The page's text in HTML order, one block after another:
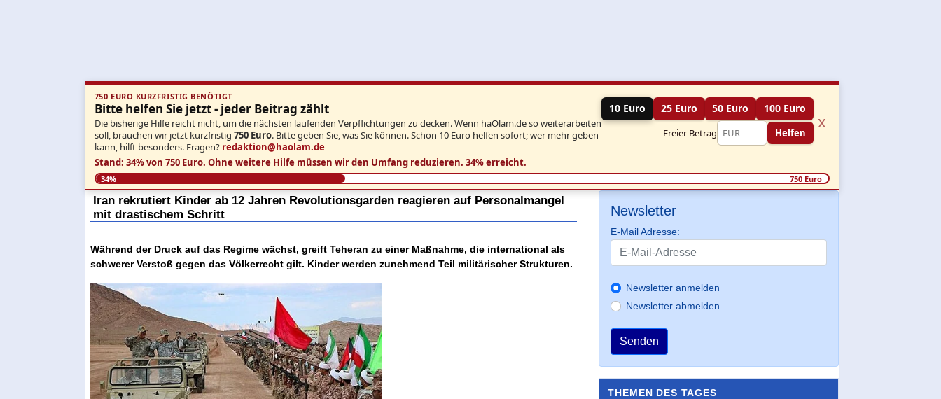
750 EURO KURZFRISTIG BENÖTIGT
Bitte helfen Sie jetzt - jeder Beitrag zählt
Die bisherige Hilfe reicht nicht, um die nächsten laufenden Verpflichtungen zu decken. Wenn haOlam.de so weiterarbeiten
soll, brauchen wir jetzt kurzfristig 750 Euro. Bitte geben Sie, was Sie können. Schon 10 Euro helfen sofort; wer mehr geben
kann, hilft besonders. Fragen? redaktion@haolam.de
10 Euro 25 Euro 50 Euro 100 Euro
Freier Betrag Helfen
x
Stand: 34% von 750 Euro. Ohne weitere Hilfe müssen wir den Umfang reduzieren. 34% erreicht.
34% 750 Euro
Iran rekrutiert Kinder ab 12 Jahren Revolutionsgarden reagieren auf Personalmangel
mit drastischem Schritt
Während der Druck auf das Regime wächst, greift Teheran zu einer Maßnahme, die international als
schwerer Verstoß gegen das Völkerrecht gilt. Kinder werden zunehmend Teil militärischer Strukturen.
Newsletter
E-Mail Adresse:
Newsletter anmelden
Newsletter abmelden
Senden
THEMEN DES TAGES